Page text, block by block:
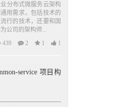
分布式微服务云架构
用需求，包括技术的
行的技术，还要和国
公司的架构师...
439
2 1 1
service 项目构